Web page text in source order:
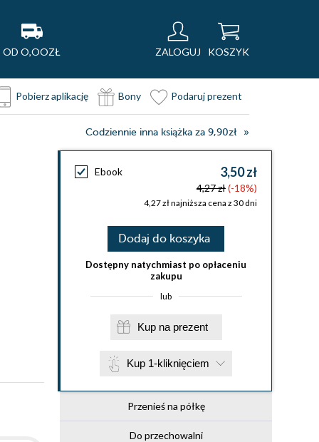
OD O,OOZŁ ZALOGUJ KOSZYK
Pobierz aplikację Bony Podaruj prezent
Codziennie inna książka za 9,90zł
Ebook 3,50 zł
4,27 zł(-18%)
4,27 zł najniższa cena z 30 dni
Dodaj do koszyka
Dostępny natychmiast po opłaceniu
zakupu
lub
Kup na prezent
Kup 1-kliknięciem
Przenieś na półkę
Do przechowalni